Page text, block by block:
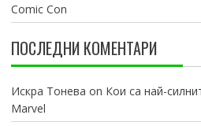
Comic Con
ПОСЛЕДНИ КОМЕНТАРИ
Искра Тонева on Кои са най-
Marvel